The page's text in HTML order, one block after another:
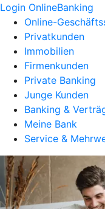
Login OnlineBanking
Online-
Privatkunden
Immobilien
Firmenkunden
Private Banking
Junge Kunden
Banking &
Meine Bank
Service &